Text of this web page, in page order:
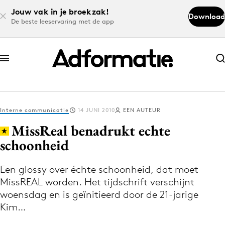
Jouw vak in je broekzak!
De beste leeservaring met de app
Download
Abonneer nu
Abonneer nu
Log in
Volg het laatste nieuws via de Adformatie
Nieuws app
Interne communicatie 14 JUNI 2010 EEN AUTEUR
MissReal benadrukt echte
schoonheid
Een glossy over échte schoonheid, dat moet
MissREAL worden. Het tijdschrift verschijnt
woensdag en is geïnitieerd door de 21-jarige
Kim…